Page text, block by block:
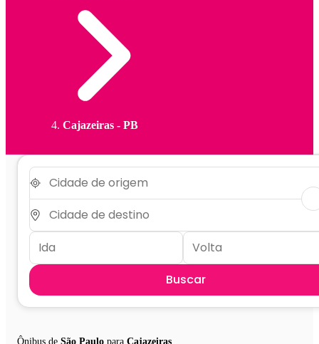
Cajazeiras - PB
Buscar
Ônibus de São Paulo para Cajazeiras